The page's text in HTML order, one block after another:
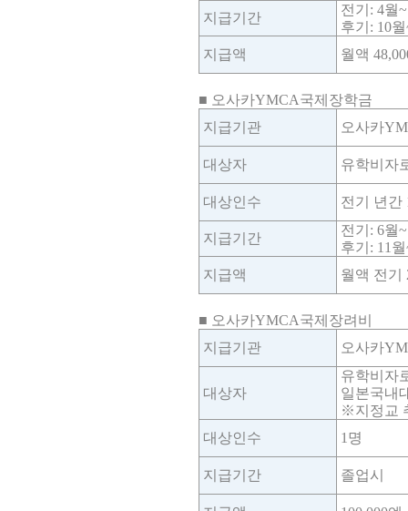
지급기간
전기: 4월
후기: 10
지급액
월액
■ 오사카YMCA국제장학금
지급기관
오사카
대상자 유학비자
대상인수 전기 년간
지급기간
전기: 6월
후기: 11
지급액
월액 전기
■ 오사카YMCA국제장려비
지급기관
오사카
대상자
유학비자
일본국내
※지정교
대상인수
1명
지급기간 졸업시